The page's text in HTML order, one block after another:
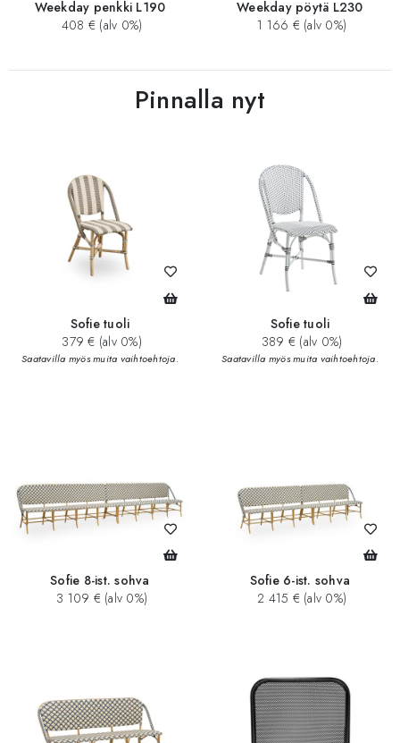
Weekday penkki L190
408 € (alv 0%)
Weekday pöytä L230
1 166 € (alv 0%)
Pinnalla nyt
Sofie tuoli
379 € (alv 0%)
Saatavilla myös muita vaihtoehtoja.
Sofie tuoli
389 € (alv 0%)
Saatavilla myös muita vaihtoehtoja.
Sofie 8-ist. sohva
3 109 € (alv 0%)
Sofie 6-ist. sohva
2 415 € (alv 0%)